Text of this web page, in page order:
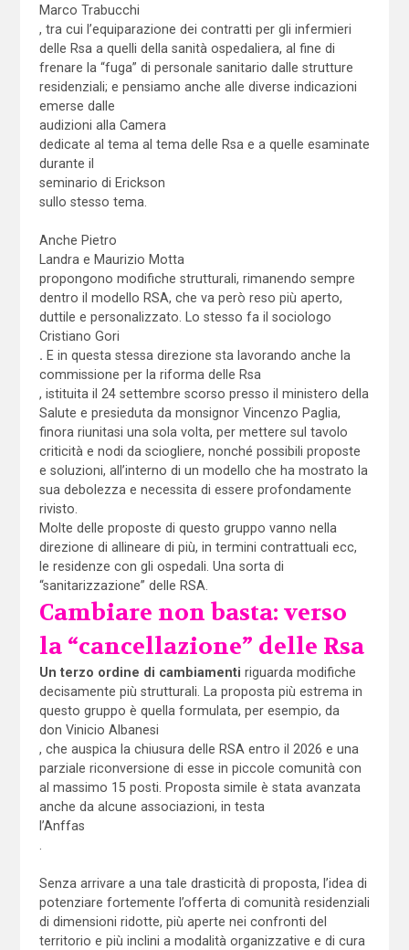
Marco Trabucchi
, tra cui l’equiparazione dei contratti per gli infermieri
delle Rsa a quelli della sanità ospedaliera, al fine di
frenare la “fuga” di personale sanitario dalle strutture
residenziali; e pensiamo anche alle diverse indicazioni
emerse dalle
audizioni alla Camera
dedicate al tema al tema delle Rsa e a quelle esaminate
durante il
seminario di Erickson
sullo stesso tema.
Anche Pietro
Landra e Maurizio Motta
propongono modifiche strutturali, rimanendo sempre
dentro il modello RSA, che va però reso più aperto,
duttile e personalizzato. Lo stesso fa il sociologo
Cristiano Gori
. E in questa stessa direzione sta lavorando anche la
commissione per la riforma delle Rsa
, istituita il 24 settembre scorso presso il ministero della
Salute e presieduta da monsignor Vincenzo Paglia,
finora riunitasi una sola volta, per mettere sul tavolo
criticità e nodi da sciogliere, nonché possibili proposte
e soluzioni, all’interno di un modello che ha mostrato la
sua debolezza e necessita di essere profondamente
rivisto.
Molte delle proposte di questo gruppo vanno nella
direzione di allineare di più, in termini contrattuali ecc,
le residenze con gli ospedali. Una sorta di
“sanitarizzazione” delle RSA.
Cambiare non basta: verso
la “cancellazione” delle Rsa
Un terzo ordine di cambiamenti riguarda modifiche
decisamente più strutturali. La proposta più estrema in
questo gruppo è quella formulata, per esempio, da
don Vinicio Albanesi
, che auspica la chiusura delle RSA entro il 2026 e una
parziale riconversione di esse in piccole comunità con
al massimo 15 posti. Proposta simile è stata avanzata
anche da alcune associazioni, in testa
l’Anffas
Senza arrivare a una tale drasticità di proposta, l’idea di
potenziare fortemente l’offerta di comunità residenziali
di dimensioni ridotte, più aperte nei confronti del
territorio e più inclini a modalità organizzative e di cura